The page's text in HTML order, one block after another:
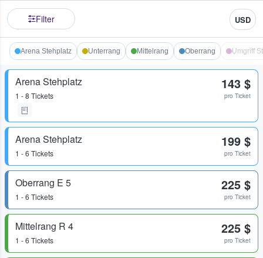
Filter USD
Arena Stehplatz Unterrang Mittelrang Oberrang Umgriff
Arena Stehplatz
1 - 8 Tickets
143 $
pro Ticket
Arena Stehplatz
1 - 6 Tickets
199 $
pro Ticket
Oberrang E 5
1 - 6 Tickets
225 $
pro Ticket
Mittelrang R 4
1 - 6 Tickets
225 $
pro Ticket